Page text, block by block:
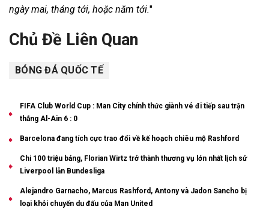
ngày mai, tháng tới, hoặc năm tới."
Chủ Đề Liên Quan
BÓNG ĐÁ QUỐC TẾ
FIFA Club World Cup : Man City chính thức giành vé đi tiếp sau trận
thắng Al-Ain 6 : 0
Barcelona đang tích cực trao đổi về kế hoạch chiêu mộ Rashford
Chi 100 triệu bảng, Florian Wirtz trở thành thương vụ lớn nhất lịch sử
Liverpool lẫn Bundesliga
Alejandro Garnacho, Marcus Rashford, Antony và Jadon Sancho bị
loại khỏi chuyến du đấu của Man United